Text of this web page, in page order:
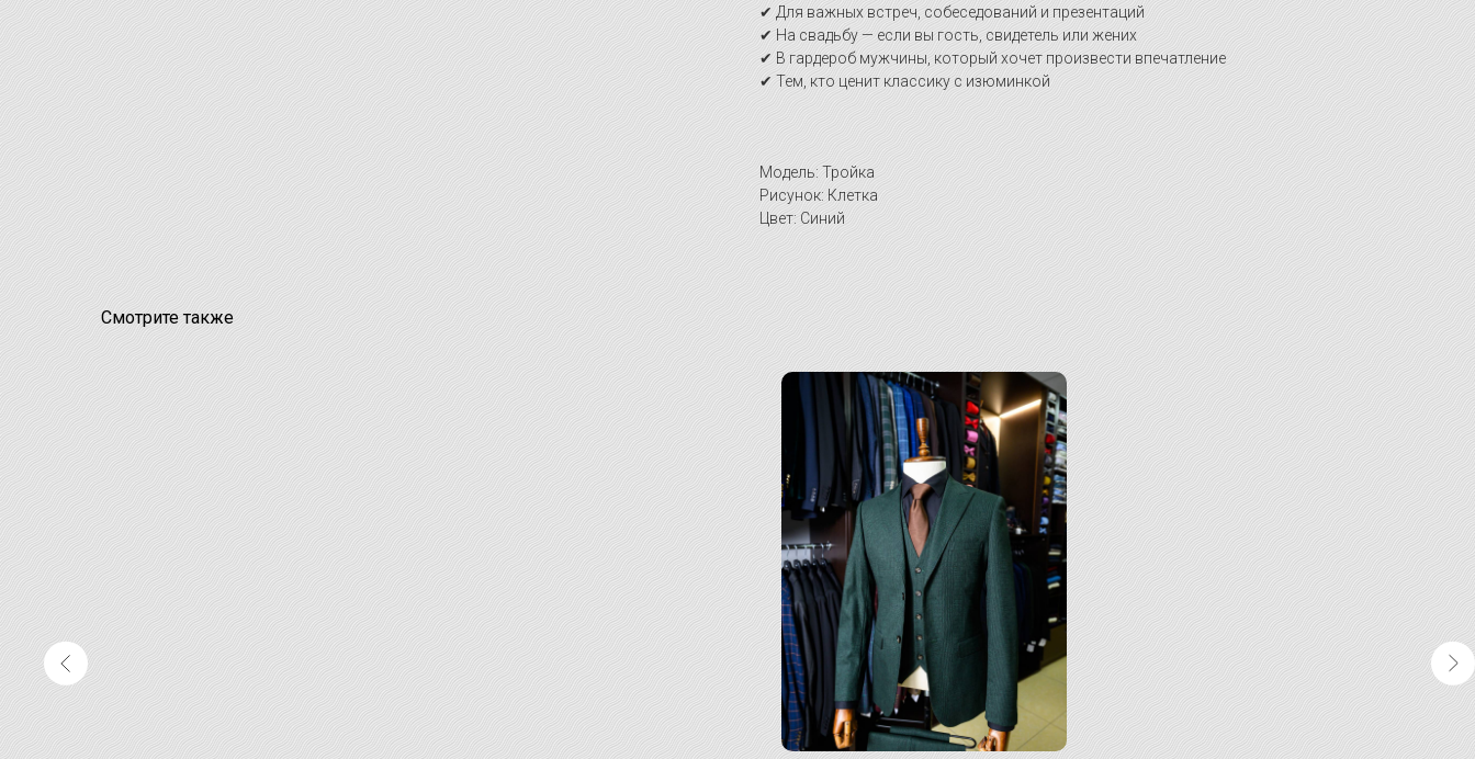
✔ Для важных встреч, собеседований и презентаций
✔ На свадьбу — если вы гость, свидетель или жених
✔ В гардероб мужчины, который хочет произвести впечатление
✔ Тем, кто ценит классику с изюминкой
Модель: Тройка
Рисунок: Клетка
Цвет: Синий
Смотрите также